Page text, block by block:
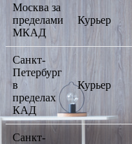
Москва за
пределами
МКАД
Курьер
Санкт-
Петербург
в
пределах
КАД
Курьер
Санкт-